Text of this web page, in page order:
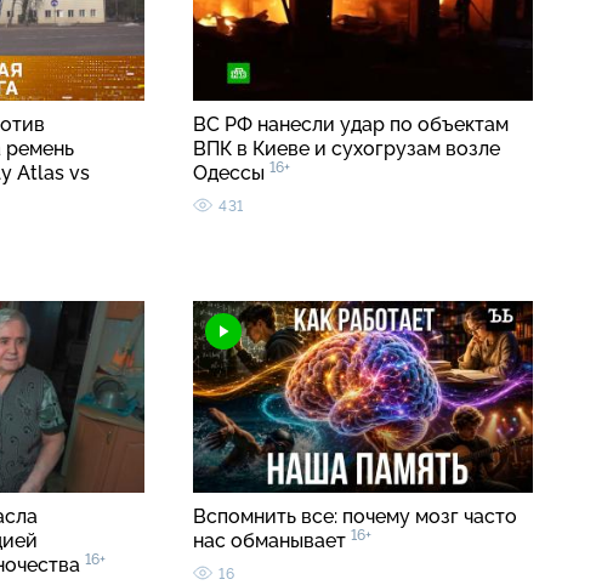
ремень
Atlas vs
ВС РФ нанесли удар по объектам
ВПК в Киеве и сухогрузам возле
Одессы 16+
431
16+
Вспомнить все: почему мозг часто
нас обманывает 16+
16